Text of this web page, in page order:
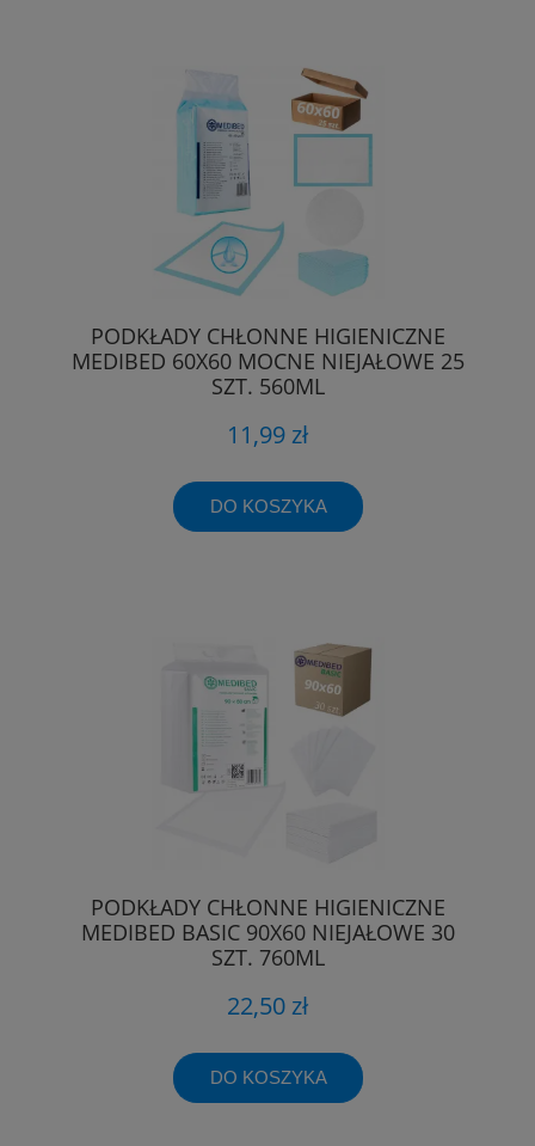
PODKŁADY CHŁONNE HIGIENICZNE
MEDIBED 60X60 MOCNE NIEJAŁOWE 25
SZT. 560ML
11,99 zł
DO KOSZYKA
PODKŁADY CHŁONNE HIGIENICZNE
MEDIBED BASIC 90X60 NIEJAŁOWE 30
SZT. 760ML
22,50 zł
DO KOSZYKA